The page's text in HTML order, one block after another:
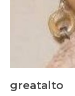
greatalto